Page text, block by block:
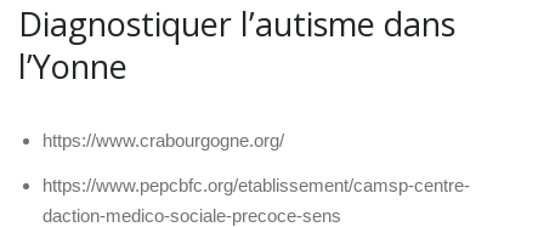
Diagnostiquer l’autisme dans
l’Yonne
https://www.crabourgogne.org/
https://www.pepcbfc.org/etablissement/camsp-centre-
daction-medico-sociale-precoce-sens